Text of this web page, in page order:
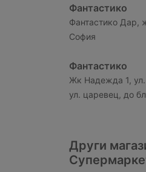
Фантастико
Фантастико Дар,
София
Фантастико
Жк Надежда 1,
ул. царевец, до
Други